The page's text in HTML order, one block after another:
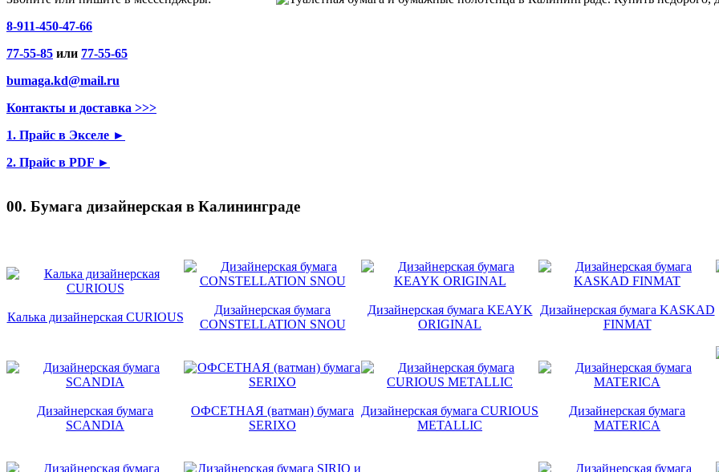
8-911-450-47-66
77-55-85 или 77-55-65
bumaga.kd@mail.ru
Контакты и доставка >>>
1. Прайс в Экселе ►
2. Прайс в PDF ►
00. Бумага дизайнерская в Калининграде
Калька дизайнерская CURIOUS
Дизайнерская бумага
CONSTELLATION SNOU
Дизайнерская бумага KEAYK
ORIGINAL
Дизайнерская бумага KASKAD
FINMAT
Дизайнерская бумага
SCANDIA
ОФСЕТНАЯ (ватман) бумага
SERIXO
Дизайнерская бумага CURIOUS
METALLIC
Дизайнерская бумага
MATERICA